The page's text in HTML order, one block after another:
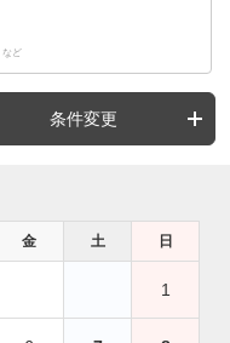
など
条件変更
金 土 日
1